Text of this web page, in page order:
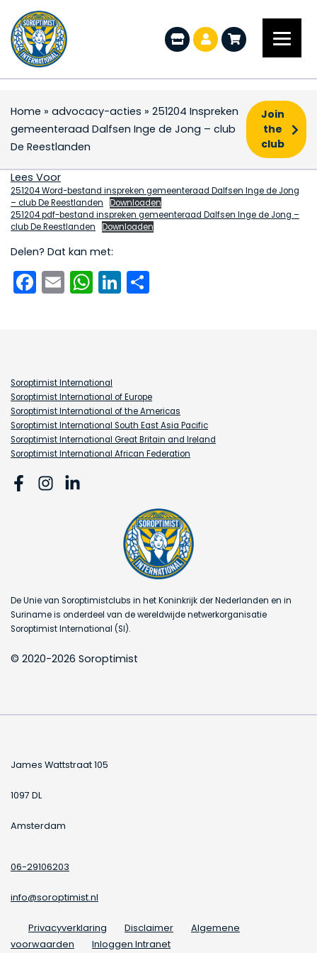
Home » advocacy-acties » 251204 Inspreken
gemeenteraad Dalfsen Inge de Jong – club
De Reestlanden
Join
the
club
251204 Inspreken
Lees Voor
251204 Word-bestand inspreken gemeenteraad Dalfsen Inge de Jong
– club De Reestlanden
Downloaden
251204 pdf-bestand inspreken gemeenteraad Dalfsen Inge de Jong –
club De Reestlanden
Downloaden
Delen? Dat kan met:
Facebook
EmailWhatsApp
LinkedIn
Soroptimist International
Soroptimist International of Europe
Soroptimist International of the Americas
Soroptimist International South East Asia Pacific
Soroptimist International Great Britain and Ireland
Soroptimist International African Federation
De Unie van Soroptimistclubs in het Koninkrijk der Nederlanden en in
Suriname is onderdeel van de wereldwijde netwerkorganisatie
Soroptimist International (SI).
© 2020-2026 Soroptimist
James Wattstraat 105
1097 DL
Amsterdam
06-29106203
info@soroptimist.nl
Privacyverklaring Disclaimer
Algemene
voorwaarden
Inloggen Intranet